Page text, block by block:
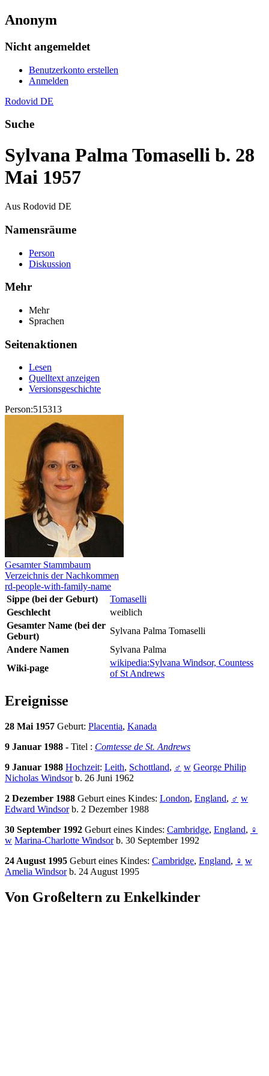
Anonym
Nicht angemeldet
Benutzerkonto erstellen
Anmelden
Rodovid DE
Suche
Sylvana Palma Tomaselli b. 28
Mai 1957
Aus Rodovid DE
Namensräume
Person
Diskussion
Mehr
Mehr
Sprachen
Seitenaktionen
Lesen
Quelltext anzeigen
Versionsgeschichte
Person:515313
Gesamter Stammbaum
Verzeichnis der Nachkommen
rd-people-with-family-name
Sippe (bei der Geburt)
Tomaselli
Geschlecht
weiblich
Gesamter Name (bei der
Geburt)
Sylvana Palma Tomaselli
Andere Namen
Sylvana Palma
Wiki-page
wikipedia:Sylvana Windsor, Countess
of St Andrews
Ereignisse
28 Mai 1957 Geburt: Placentia, Kanada
9 Januar 1988 - Titel : Comtesse de St. Andrews
9 Januar 1988 Hochzeit: Leith, Schottland, ♂ w George Philip
Nicholas Windsorb. 26 Juni 1962
2 Dezember 1988 Geburt eines Kindes: London, England, ♂ w
Edward Windsorb. 2 Dezember 1988
30 September 1992 Geburt eines Kindes: Cambridge, England, ♀
w Marina-Charlotte Windsorb. 30 September 1992
24 August 1995 Geburt eines Kindes: Cambridge, England, ♀ w
Amelia Windsorb. 24 August 1995
Von Großeltern zu Enkelkinder